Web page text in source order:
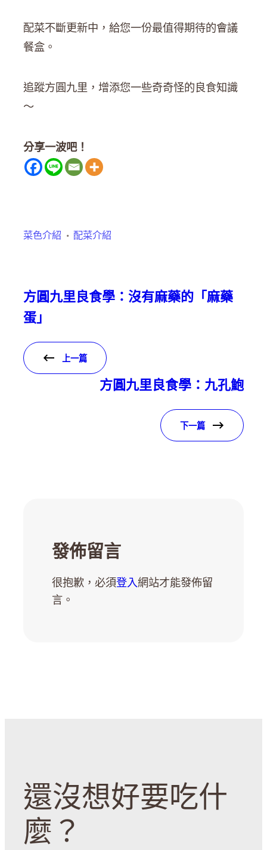
配菜不斷更新中，給您一份最值得期待的會議
餐盒。
追蹤方圓九里，增添您一些奇奇怪的良食知識
～
分享一波吧！
菜色介紹 配菜介紹
方圓九里良食學：沒有麻藥的「麻藥
蛋」
上一篇
方圓九里良食學：九孔鮑
下一篇
發佈留言
很抱歉，必須登入網站才能發佈留
言。
還沒想好要吃什
麼？